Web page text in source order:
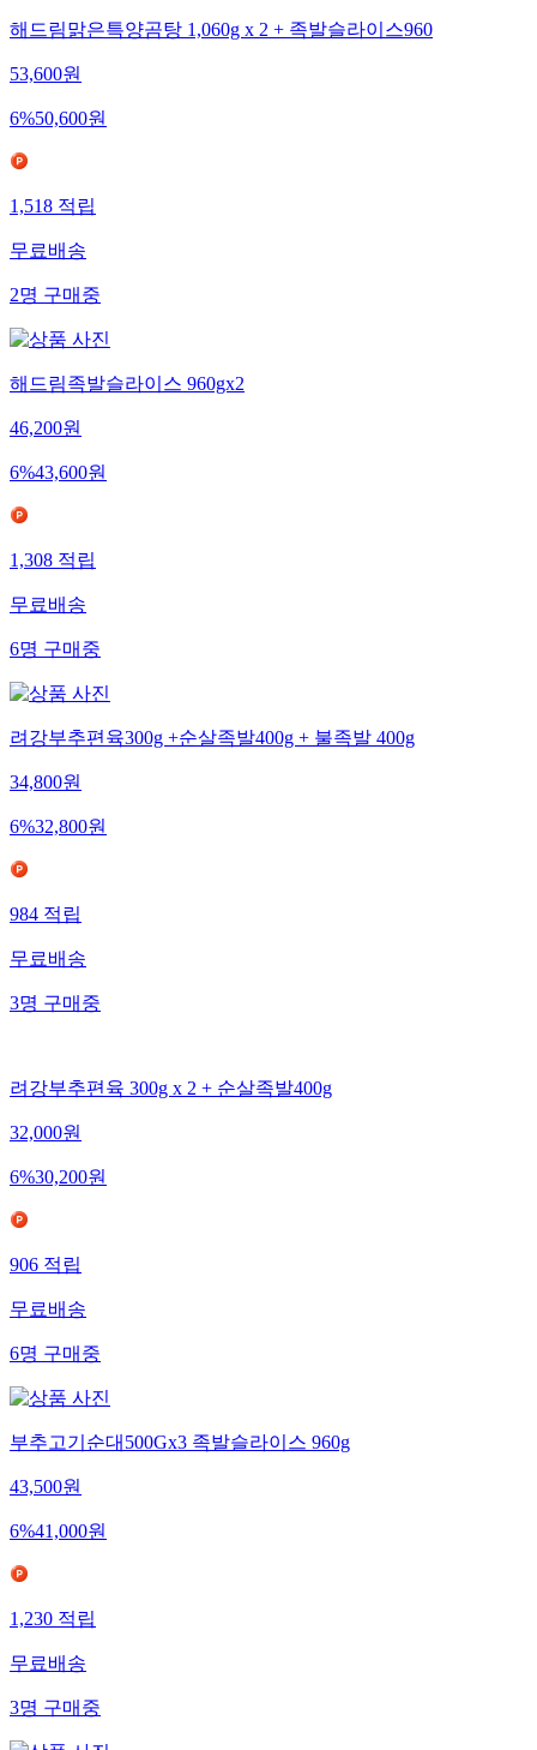
해드림맑은특양곰탕 1,060g x 2 + 족발슬라이스960
53,600원
6%50,600원
1,518적립
무료배송
2명구매중
해드림족발슬라이스 960gx2
46,200원
6%43,600원
1,308적립
무료배송
6명구매중
려강부추편육300g +순살족발400g + 불족발 400g
34,800원
6%32,800원
984적립
무료배송
3명구매중
려강부추편육 300g x 2 + 순살족발400g
32,000원
6%30,200원
906적립
무료배송
6명구매중
부추고기순대500Gx3 족발슬라이스 960g
43,500원
6%41,000원
1,230적립
무료배송
3명구매중